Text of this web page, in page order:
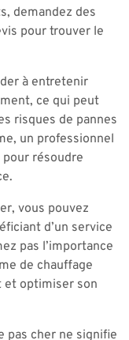
demandez des
pour trouver le
à entretenir
ce qui peut
risques de pannes
un professionnel
résoudre
vous pouvez
d’un service
pas l’importance
de chauffage
et optimiser son
pas cher ne signifie